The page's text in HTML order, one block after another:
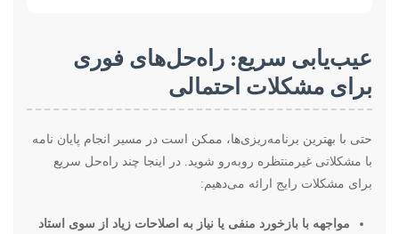
عیب‌یابی سریع: راه‌حل‌های فوری
برای مشکلات احتمالی
حتی با بهترین برنامه‌ریزی‌ها، ممکن است در مسیر انجام پایان نامه
با مشکلاتی غیرمنتظره روبه‌رو شوید. در اینجا چند راه‌حل سریع
برای مشکلات رایج ارائه می‌دهیم:
مواجهه با بازخورد منفی یا نیاز به اصلاحات زیاد از سوی استاد